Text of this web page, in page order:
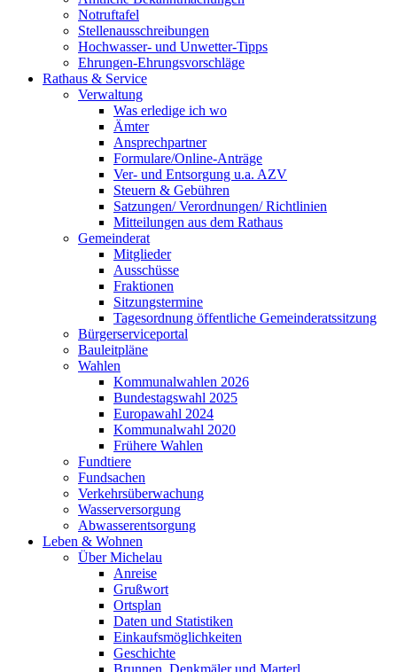
Notruftafel
Stellenausschreibungen
Hochwasser- und Unwetter-Tipps
Ehrungen-Ehrungsvorschläge
Rathaus & Service
Verwaltung
Was erledige ich wo
Ämter
Ansprechpartner
Formulare/Online-Anträge
Ver- und Entsorgung u.a. AZV
Steuern & Gebühren
Satzungen/ Verordnungen/ Richtlinien
Mitteilungen aus dem Rathaus
Gemeinderat
Mitglieder
Ausschüsse
Fraktionen
Sitzungstermine
Tagesordnung öffentliche Gemeinderatssitzung
Bürgerserviceportal
Bauleitpläne
Wahlen
Kommunalwahlen 2026
Bundestagswahl 2025
Europawahl 2024
Kommunalwahl 2020
Frühere Wahlen
Fundtiere
Fundsachen
Verkehrsüberwachung
Wasserversorgung
Abwasserentsorgung
Leben & Wohnen
Über Michelau
Anreise
Grußwort
Ortsplan
Daten und Statistiken
Einkaufsmöglichkeiten
Geschichte
Brunnen, Denkmäler und Marterl